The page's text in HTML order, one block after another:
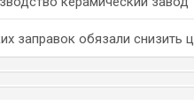
заправок обязали снизить